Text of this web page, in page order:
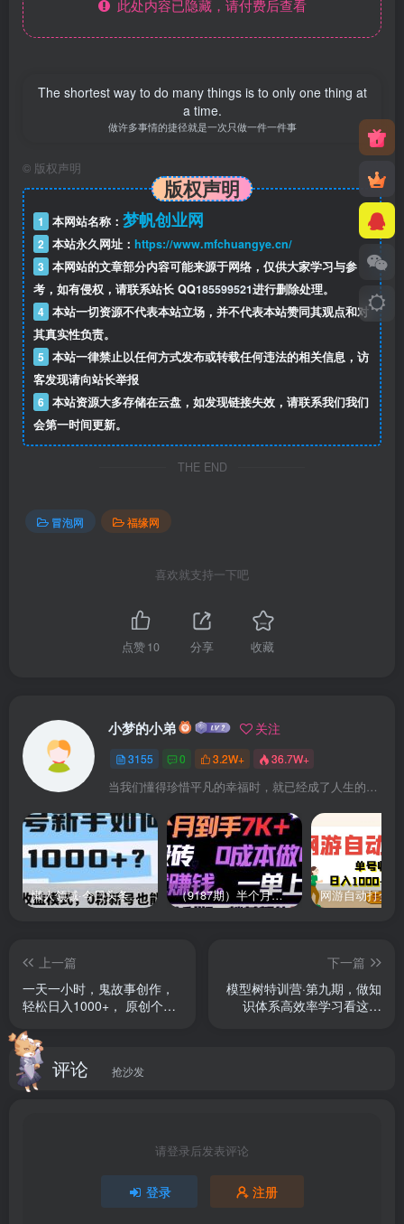
此处内容已隐藏，请付费后查看
The shortest way to do many things is to only one thing at
a time.
做许多事情的捷径就是一次只做一件一件事
© 版权声明
版权声明
1 本网站名称： 梦帆创业网
2 本站永久网址： https://www.mfchuangye.cn/
3 本网站的文章部分内容可能来源于网络，仅供大家学习与参
考，如有侵权，请联系站长 QQ185599521进行删除处理。
4 本站一切资源不代表本站立场，并不代表本站赞同其观点和对
其真实性负责。
5 本站一律禁止以任何方式发布或转载任何违法的相关信息，访
客发现请向站长举报
6 本站资源大多存储在云盘，如发现链接失效，请联系我们我们
会第一时间更新。
THE END
冒泡网 福缘网
喜欢就支持一下吧
点赞10 分享 收藏
小梦的小弟 关注
3155 0 3.2W+ 36.7W+
当我们懂得珍惜平凡的幸福时，就已经成了人生的赢家
懒人领域·今日头条项目玩法，头条中视频项目，单号收益在50—500可批量￼ （9187期）半个月收益7K+，无脑搬砖，0成本做中间商，转手就赚钱，一单上百块，单…
上一篇
一天一小时，鬼故事创作，
轻松日入1000+， 原创个人
易上手
下一篇
模型树特训营·第九期，做知
识体系高效率学习看这个
评论 抢沙发
请登录后发表评论
登录 注册